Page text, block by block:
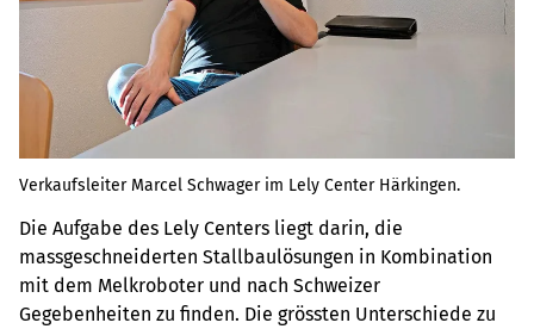
Verkaufsleiter Marcel Schwager im Lely Center Härkingen.
Die Aufgabe des Lely Centers liegt darin, die
massgeschneiderten Stallbaulösungen in Kombination
mit dem Melkroboter und nach Schweizer
Gegebenheiten zu finden. Die grössten Unterschiede zu